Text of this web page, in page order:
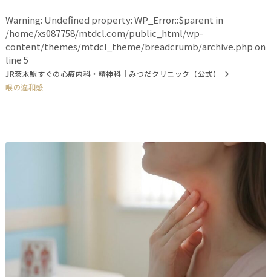
Warning: Undefined property: WP_Error::$parent in
/home/xs087758/mtdcl.com/public_html/wp-
content/themes/mtdcl_theme/breadcrumb/archive.phpon
line5
JR茨木駅すぐの心療内科・精神科｜みつだクリニック【公式】
喉の違和感